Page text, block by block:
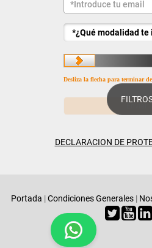
Desliza la flecha para terminar
DECLARACION DE
Portada |Condiciones Generales |